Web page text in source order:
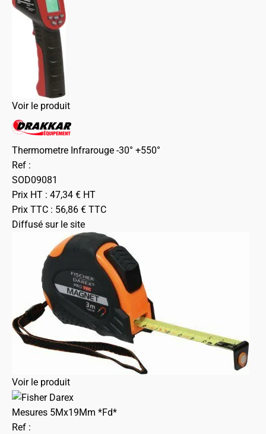
Voir le produit
Thermometre Infrarouge -30° +550°
Ref :
SOD09081
Prix HT : 47,34 € HT
Prix TTC : 56,86 € TTC
Diffusé sur le site
Voir le produit
Mesures 5Mx19Mm *Fd*
Ref :